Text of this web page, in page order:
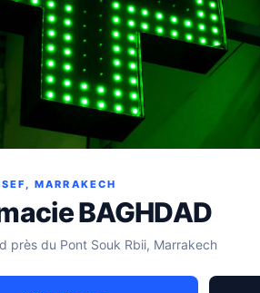
MARRAKECH
BAGHDAD
près du Pont Souk Rbii, Marrakech